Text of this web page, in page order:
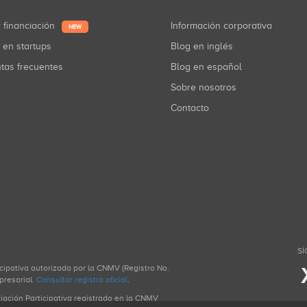
financiación NEW
en startups
frecuentes
Información corporativa
Blog en inglés
Blog en español
Sobre nosotros
Contacto
autorizada por la CNMV (Registro No.
Consultar registro oficial.
Participativa registrado en la CNMV